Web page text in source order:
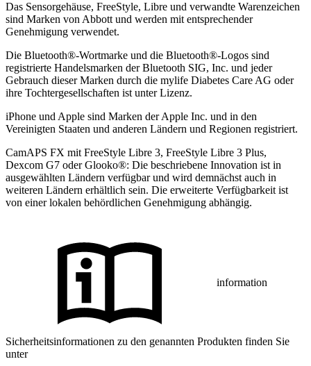
Das Sensorgehäuse, FreeStyle, Libre und verwandte Warenzeichen
sind Marken von Abbott und werden mit entsprechender
Genehmigung verwendet.
Die Bluetooth®-Wortmarke und die Bluetooth®-Logos sind
registrierte Handelsmarken der Bluetooth SIG, Inc. und jeder
Gebrauch dieser Marken durch die mylife Diabetes Care AG oder
ihre Tochtergesellschaften ist unter Lizenz.
iPhone und Apple sind Marken der Apple Inc. und in den
Vereinigten Staaten und anderen Ländern und Regionen registriert.
CamAPS FX mit FreeStyle Libre 3, FreeStyle Libre 3 Plus,
Dexcom G7 oder Glooko®: Die beschriebene Innovation ist in
ausgewählten Ländern verfügbar und wird demnächst auch in
weiteren Ländern erhältlich sein. Die erweiterte Verfügbarkeit ist
von einer lokalen behördlichen Genehmigung abhängig.
information
Sicherheitsinformationen zu den genannten Produkten finden Sie
unter